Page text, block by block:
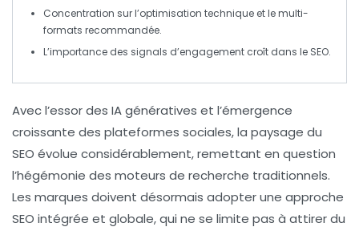
Concentration sur l’optimisation technique et lemulti-
formats recommandée.
L’importance des signals d’engagement croît dans le SEO.
Avec l’essor des IA génératives et l’émergence
croissante des plateformes sociales, la paysage du
SEO évolue considérablement, remettant en question
l’hégémonie des moteurs de recherche traditionnels.
Les marques doivent désormais adopter une approche
SEO intégrée et globale, qui ne se limite pas à attirer du